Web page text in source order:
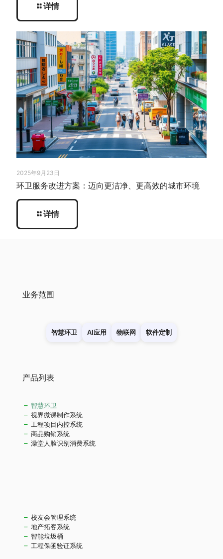
详情
2025年9月23日
环卫服务改进方案：迈向更洁净、更高效的城市环境
详情
业务范围
智慧环卫 AI应用 物联网 软件定制
产品列表
智慧环卫
视界微课制作系统
工程项目内控系统
商品购销系统
澡堂人脸识别消费系统
校友会管理系统
地产拓客系统
智能垃圾桶
工程保函验证系统